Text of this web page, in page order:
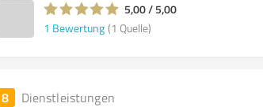
5,00 / 5,00
1 Bewertung (1 Quelle)
8 Dienstleistungen